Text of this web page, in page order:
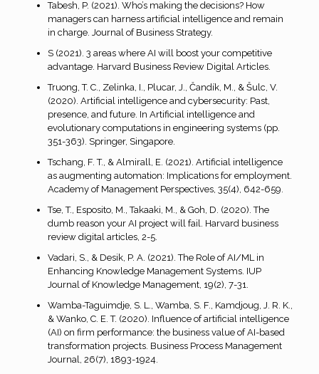
Tabesh, P. (2021). Who’s making the decisions? How
managers can harness artificial intelligence and remain
in charge. Journal of Business Strategy.
S (2021). 3 areas where AI will boost your competitive
advantage. Harvard Business Review Digital Articles.
Truong, T. C., Zelinka, I., Plucar, J., Čandík, M., & Šulc, V.
(2020). Artificial intelligence and cybersecurity: Past,
presence, and future. In Artificial intelligence and
evolutionary computations in engineering systems (pp.
351-363). Springer, Singapore.
Tschang, F. T., & Almirall, E. (2021). Artificial intelligence
as augmenting automation: Implications for employment.
Academy of Management Perspectives, 35(4), 642-659.
Tse, T., Esposito, M., Takaaki, M., & Goh, D. (2020). The
dumb reason your AI project will fail. Harvard business
review digital articles, 2-5.
Vadari, S., & Desik, P. A. (2021). The Role of AI/ML in
Enhancing Knowledge Management Systems. IUP
Journal of Knowledge Management, 19(2), 7-31.
Wamba-Taguimdje, S. L., Wamba, S. F., Kamdjoug, J. R. K.,
& Wanko, C. E. T. (2020). Influence of artificial intelligence
(AI) on firm performance: the business value of AI-based
transformation projects. Business Process Management
Journal, 26(7), 1893-1924.